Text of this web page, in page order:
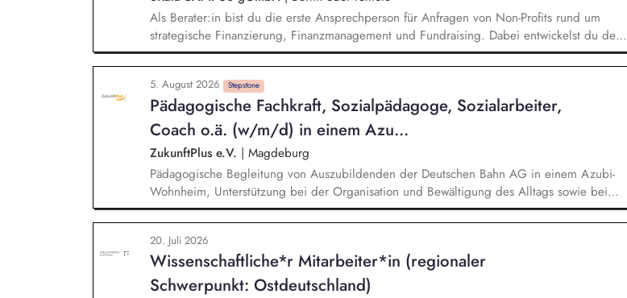
Als Berater:in bist du die erste Ansprechperson für Anfragen von Non-Profits rund um
strategische Finanzierung, Finanzmanagement und Fundraising. Dabei entwickelst du den
gesamten Prozess von der Anfrage über Angebotserstellung bis zur eigenverantwortlichen
Umsetzung. Auf Basis der jeweiligen Herausforderungen entwickelst du passgenaue
Beratungsprozesse und berätst Organisationen zu zentralen Fragen ihrer finanziellen
Steuerung und strategischen Weiterentwicklung.
5. August 2026 Stepstone
Pädagogische Fachkraft, Sozialpädagoge, Sozialarbeiter,
Coach o.ä. (w/m/d) in einem Azu...
ZukunftPlus e.V. | Magdeburg
Pädagogische Begleitung von Auszubildenden der Deutschen Bahn AG in einem Azubi-
Wohnheim, Unterstützung bei der Organisation und Bewältigung des Alltags sowie bei
persönlichen Herausforderungen, Förderung lebenspraktischer Fähigkeiten, Planung und
Durchführung von Freizeitaktivitäten und Gruppenangeboten, Motivation zur aktiven
Teilnahme an kulturellen, sportlichen und kreativen Angeboten (auch extern), Förderung
sozialer Kompetenzen durch gruppendynamische Erlebnisse, Unterstützung bei der
Vernetzung in Sozialräumen.
20. Juli 2026
Wissenschaftliche*r Mitarbeiter*in (regionaler
Schwerpunkt: Ostdeutschland)